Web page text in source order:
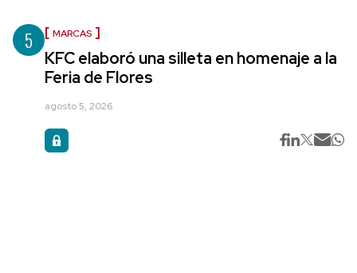
5 MARCAS
KFC elaboró una silleta en homenaje a la
Feria de Flores
agosto 5, 2026